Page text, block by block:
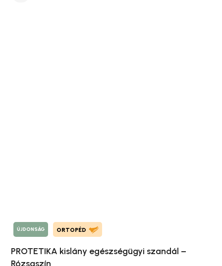
ÚJDONSÁG ORTOPÉD
PROTETIKA kislány egészségügyi szandál –
Rózsaszín